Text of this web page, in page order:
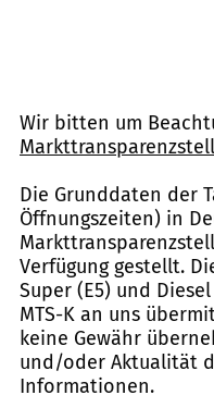
Wir bitten um
Die Grunddaten der
Öffnungszeiten) in
Verfügung gestellt.
Super (E5) und
MTS-K an uns
keine Gewähr
und/oder Aktualität
Informationen.